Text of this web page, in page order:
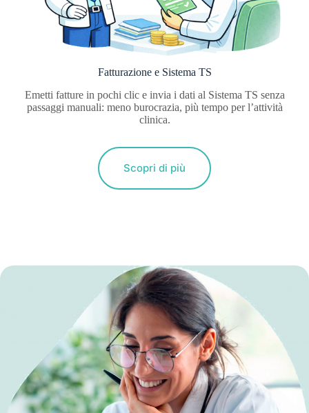
Fatturazione e Sistema TS
Emetti fatture in pochi clic e invia i dati al Sistema TS senza
passaggi manuali: meno burocrazia, più tempo per l’attività
clinica.
Scopri di più